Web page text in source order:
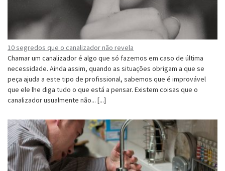
10 segredos que o canalizador não revela
Chamar um canalizador é algo que só fazemos em caso de última
necessidade. Ainda assim, quando as situações obrigam a que se
peça ajuda a este tipo de profissional, sabemos que é improvável
que ele lhe diga tudo o que está a pensar. Existem coisas que o
canalizador usualmente não... [...]